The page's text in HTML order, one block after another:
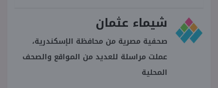
شيماء عثمان
صحفية مصرية من محافظة الإسكندرية،
عملت مراسلة للعديد من المواقع والصحف
المحلية